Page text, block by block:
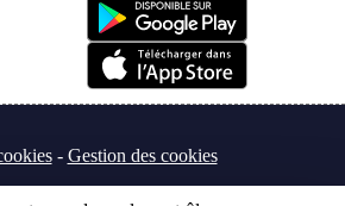
Gestion des cookies